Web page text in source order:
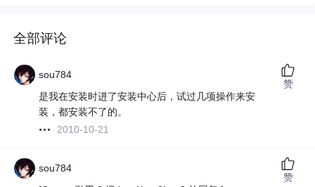
全部评论
sou784
是我在安装时进了安装中心后，试过几项操作来安
装，都安装不了的。
2010-10-21
赞
sou784
赞